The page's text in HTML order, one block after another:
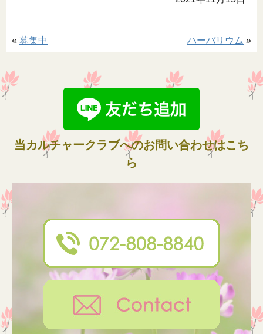
ハーバリウム »
« 募集中
当カルチャークラブへのお問い合わせはこち
ら